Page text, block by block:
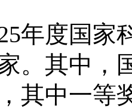
度国家科
。其中，
其中一等